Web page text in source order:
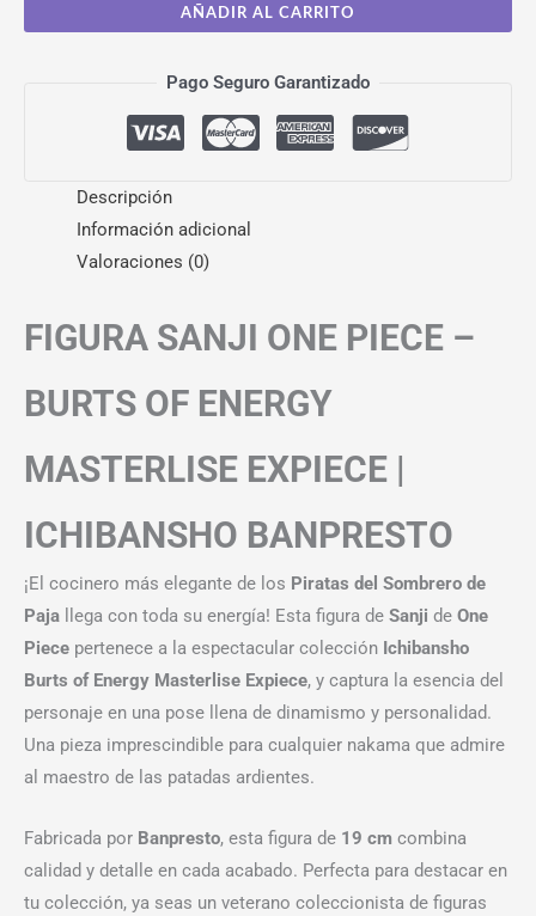
AÑADIR AL CARRITO
Pago Seguro Garantizado
Descripción
Información adicional
Valoraciones (0)
FIGURA SANJI ONE PIECE –
BURTS OF ENERGY
MASTERLISE EXPIECE |
ICHIBANSHO BANPRESTO
¡El cocinero más elegante de los Piratas del Sombrero de
Paja llega con toda su energía! Esta figura de Sanji de One
Piece pertenece a la espectacular colección Ichibansho
Burts of Energy Masterlise Expiece, y captura la esencia del
personaje en una pose llena de dinamismo y personalidad.
Una pieza imprescindible para cualquier nakama que admire
al maestro de las patadas ardientes.
Fabricada por Banpresto, esta figura de 19 cm combina
calidad y detalle en cada acabado. Perfecta para destacar en
tu colección, ya seas un veterano coleccionista de figuras